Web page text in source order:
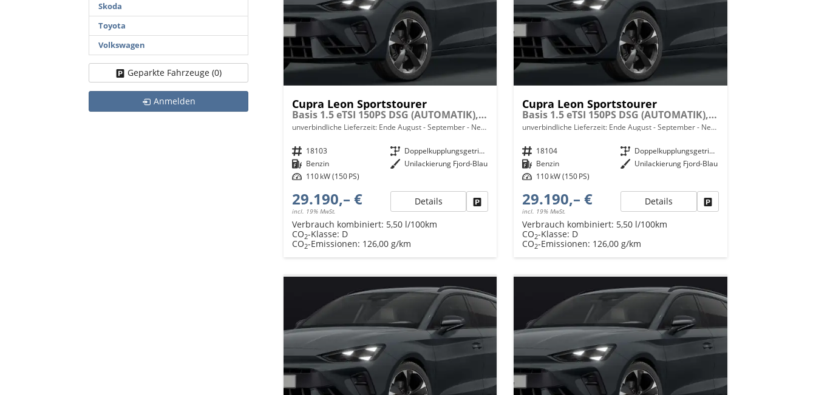
Cupra Leon Sportstourer
Basis 1.5 eTSI 150PS DSG (AUTOMATIK), Fjord-Blau, 18" Alu Garbi, Sitzheizung, M-Lederlenkrad beheizt, Parksensoren vorne und hinten, Adaptiver Tempomat, 3-Zonen-Climatronic, Radio 12,9" + Full Link (Navi-Funktion über Smartphone), Elektr. Heckklappe
unverbindliche Lieferzeit: Ende August - September Neuwagen mit Tageszulassung
Fahrzeugnr. 18103 Getriebe
Doppelkupplungsgetriebe (DSG)
Kraftstoff Benzin Außenfarbe Unilackierung Fjord-Blau
Leistung 110 kW (150 PS)
29.190,– €
incl. 19% MwSt.
Details Fahrzeug parken
Verbrauch kombiniert: 5,50 l/100km
CO2-Klasse: D
CO2-Emissionen: 126,00 g/km
Cupra Leon Sportstourer
Basis 1.5 eTSI 150PS DSG (AUTOMATIK), Fjord-Blau, 18" Alu Garbi, Sitzheizung, M-Lederlenkrad beheizt, Parksensoren vorne und hinten, Adaptiver Tempomat, 3-Zonen-Climatronic, Radio 12,9" + Full Link (Navi-Funktion über Smartphone), Elektr. Heckklappe
unverbindliche Lieferzeit: Ende August - September Neuwagen mit Tageszulassung
Fahrzeugnr. 18104 Getriebe
Doppelkupplungsgetriebe (DSG)
Kraftstoff Benzin Außenfarbe Unilackierung Fjord-Blau
Leistung 110 kW (150 PS)
29.190,– €
incl. 19% MwSt.
Details Fahrzeug parken
Verbrauch kombiniert: 5,50 l/100km
CO2-Klasse: D
CO2-Emissionen: 126,00 g/km
Skoda
Toyota
Volkswagen
Geparkte Fahrzeuge (0)
Anmelden